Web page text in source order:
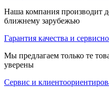
Наша компания производит
ближнему зарубежью
Гарантия качества и
Мы предлагаем только те
уверены
Сервис и